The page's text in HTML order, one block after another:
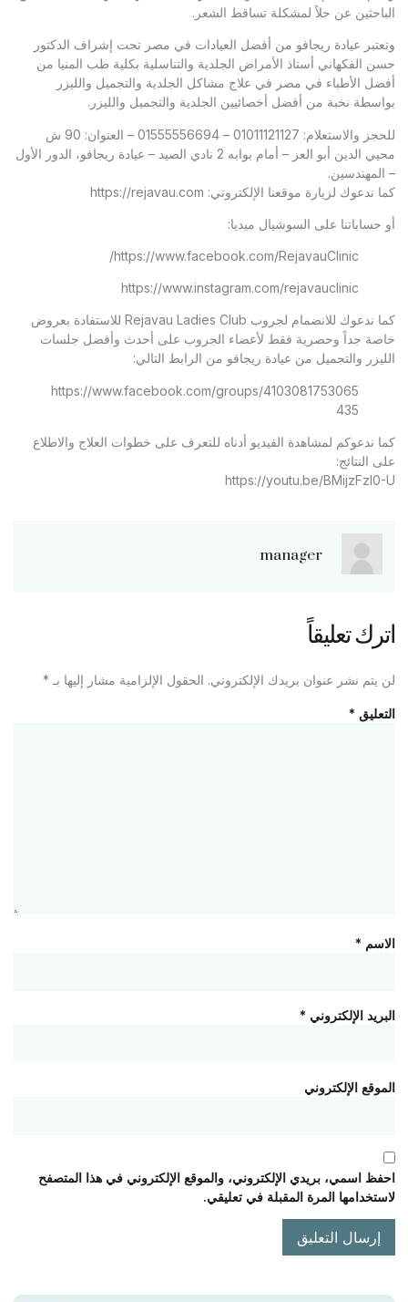
الباحثين عن حلاً لمشكلة تساقط الشعر.
وتعتبر عيادة ريجافو من أفضل العيادات في مصر تحت إشراف الدكتور
حسن الفكهاني أستاذ الأمراض الجلدية والتناسلية بكلية طب المنيا من
أفضل الأطباء في مصر في علاج مشاكل الجلدية والتجميل والليزر
بواسطة نخبة من أفضل أخصائيين الجلدية والتجميل والليزر.
للحجز والاستعلام: 01011121127 – 01555556694 – العنوان: 90 ش
محيي الدين أبو العز – أمام بوابه 2 نادي الصيد – عيادة ريجافو، الدور الأول
– المهندسين.
كما ندعوك لزيارة موقعنا الإلكتروني: https://rejavau.com
أو حساباتنا على السوشيال ميديا:
https://www.facebook.com/RejavauClinic/
https://www.instagram.com/rejavauclinic
كما ندعوك للانضمام لجروب Rejavau Ladies Club للاستفادة بعروض
خاصة جداً وحصرية فقط لأعضاء الجروب على أحدث وأفضل جلسات
الليزر والتجميل من عيادة ريجافو من الرابط التالي:
https://www.facebook.com/groups/4103081753065
435
كما ندعوكم لمشاهدة الفيديو أدناه للتعرف على خطوات العلاج والاطلاع
على النتائج:
https://youtu.be/BMijzFzl0-U
manager
اترك تعليقاً
لن يتم نشر عنوان بريدك الإلكتروني. الحقول الإلزامية مشار إليها بـ *
التعليق *
الاسم *
البريد الإلكتروني *
الموقع الإلكتروني
احفظ اسمي، بريدي الإلكتروني، والموقع الإلكتروني في هذا المتصفح
لاستخدامها المرة المقبلة في تعليقي.